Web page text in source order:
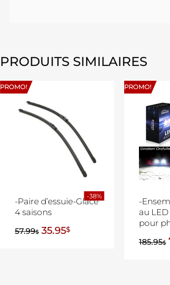
PRODUITS SIMILAIRES
PROMO!
-Paire d’essuie-Glace
4 saisons
57.99$ 35.95$
-38%
PROMO!
-
au
pour
185.95$